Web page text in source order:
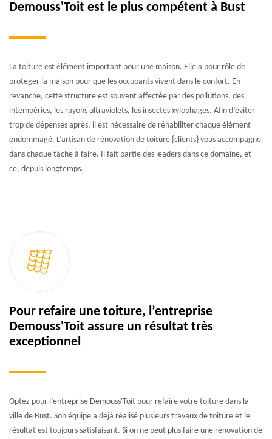
Demouss'Toit est le plus compétent à Bust
La toiture est élément important pour une maison. Elle a pour rôle de
protéger la maison pour que les occupants vivent dans le confort. En
revanche, cette structure est souvent affectée par des pollutions, des
intempéries, les rayons ultraviolets, les insectes xylophages. Afin d’éviter
trop de dépenses après, il est nécessaire de réhabiliter chaque élément
endommagé. L’artisan de rénovation de toiture {clients} vous accompagne
dans chaque tâche à faire. Il fait partie des leaders dans ce domaine, et
ce, depuis longtemps.
Pour refaire une toiture, l’entreprise
Demouss'Toit assure un résultat très
exceptionnel
Optez pour l’entreprise Demouss'Toit pour refaire votre toiture dans la
ville de Bust. Son équipe a déjà réalisé plusieurs travaux de toiture et le
résultat est toujours satisfaisant. Si on ne peut plus faire une rénovation de